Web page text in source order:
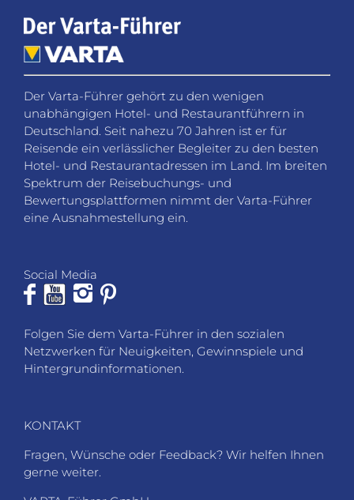
Der Varta-Führer gehört zu den wenigen
unabhängigen Hotel- und Restaurantführern in
Deutschland. Seit nahezu 70 Jahren ist er für
Reisende ein verlässlicher Begleiter zu den besten
Hotel- und Restaurantadressen im Land. Im breiten
Spektrum der Reisebuchungs- und
Bewertungsplattformen nimmt der Varta-Führer
eine Ausnahmestellung ein.
Social Media
Folgen Sie dem Varta-Führer in den sozialen
Netzwerken für Neuigkeiten, Gewinnspiele und
Hintergrundinformationen.
KONTAKT
Fragen, Wünsche oder Feedback? Wir helfen Ihnen
gerne weiter.